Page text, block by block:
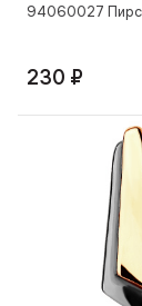
94060027
230 ₽